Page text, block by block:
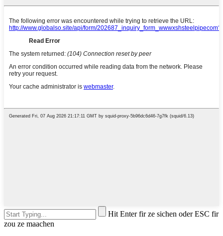
Hit Enter fir ze sichen oder ESC fir
zou ze maachen